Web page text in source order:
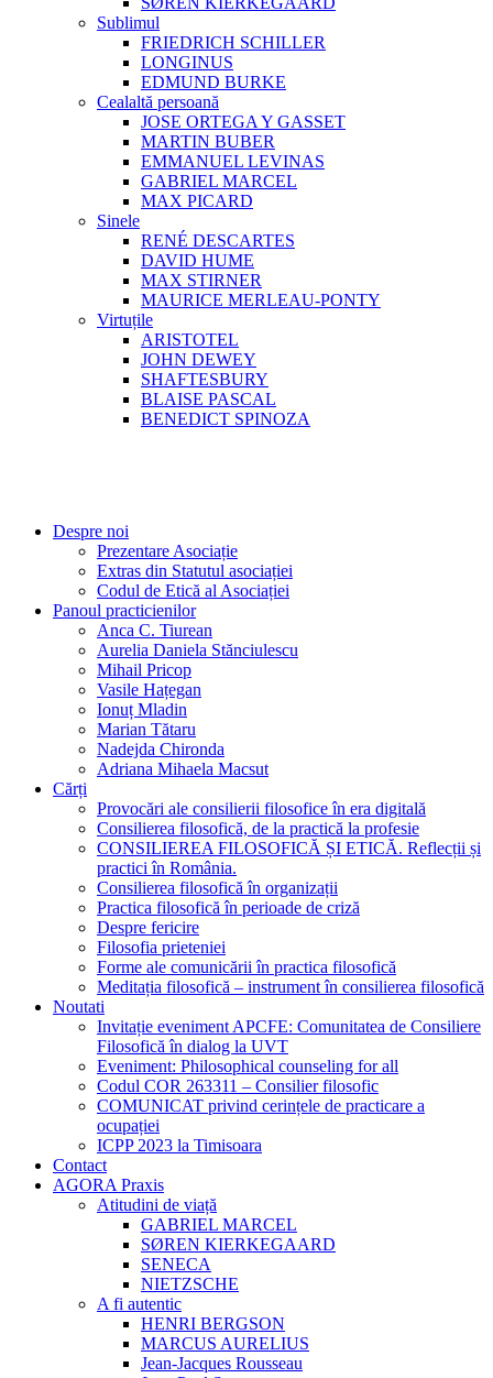
Sublimul
FRIEDRICH SCHILLER
LONGINUS
EDMUND BURKE
Cealaltă persoană
JOSE ORTEGA Y GASSET
MARTIN BUBER
EMMANUEL LEVINAS
GABRIEL MARCEL
MAX PICARD
Sinele
RENÉ DESCARTES
DAVID HUME
MAX STIRNER
MAURICE MERLEAU-PONTY
Virtuțile
ARISTOTEL
JOHN DEWEY
SHAFTESBURY
BLAISE PASCAL
BENEDICT SPINOZA
Despre noi
Prezentare Asociație
Extras din Statutul asociației
Codul de Etică al Asociației
Panoul practicienilor
Anca C. Tiurean
Aurelia Daniela Stănciulescu
Mihail Pricop
Vasile Hațegan
Ionuț Mladin
Marian Tătaru
Nadejda Chironda
Adriana Mihaela Macsut
Cărți
Provocări ale consilierii filosofice în era digitală
Consilierea filosofică, de la practică la profesie
CONSILIEREA FILOSOFICĂ ȘI ETICĂ. Reflecții și
practici în România.
Consilierea filosofică în organizații
Practica filosofică în perioade de criză
Despre fericire
Filosofia prieteniei
Forme ale comunicării în practica filosofică
Meditația filosofică – instrument în consilierea filosofică
Noutati
Invitație eveniment APCFE: Comunitatea de Consiliere
Filosofică în dialog la UVT
Eveniment: Philosophical counseling for all
Codul COR 263311 – Consilier filosofic
COMUNICAT privind cerințele de practicare a
ocupației
ICPP 2023 la Timisoara
Contact
AGORA Praxis
Atitudini de viață
GABRIEL MARCEL
SØREN KIERKEGAARD
SENECA
NIETZSCHE
A fi autentic
HENRI BERGSON
MARCUS AURELIUS
Jean-Jacques Rousseau